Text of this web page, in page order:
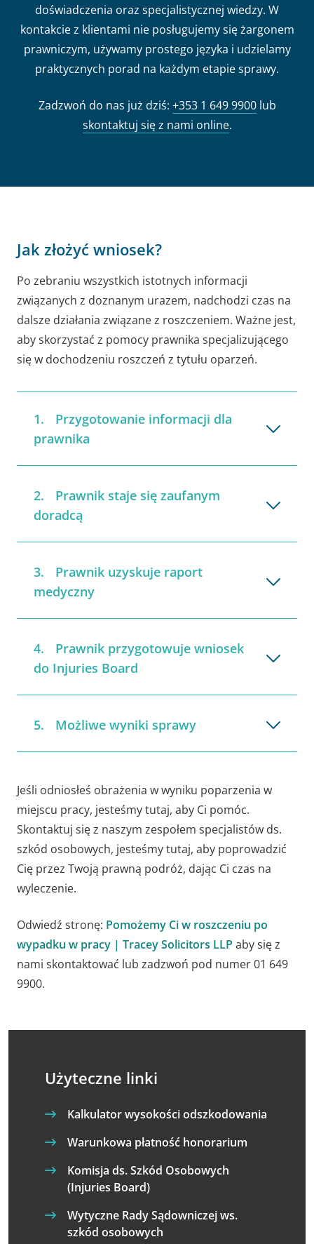
doświadczenia oraz specjalistycznej wiedzy. W
kontakcie z klientami nie posługujemy się żargonem
prawniczym, używamy prostego języka i udzielamy
praktycznych porad na każdym etapie sprawy.
Zadzwoń do nas już dziś: +353 1 649 9900lub
skontaktuj się z nami online.
Jak złożyć wniosek?
Po zebraniu wszystkich istotnych informacji
związanych z doznanym urazem, nadchodzi czas na
dalsze działania związane z roszczeniem. Ważne jest,
aby skorzystać z pomocy prawnika specjalizującego
się w dochodzeniu roszczeń z tytułu oparzeń.
Przygotowanie informacji dla
prawnika
Prawnik staje się zaufanym
doradcą
Prawnik uzyskuje raport
medyczny
Prawnik przygotowuje wniosek
do Injuries Board
Możliwe wyniki sprawy
Jeśli odniosłeś obrażenia w wyniku poparzenia w
miejscu pracy, jesteśmy tutaj, aby Ci pomóc.
Skontaktuj się z naszym zespołem specjalistów ds.
szkód osobowych, jesteśmy tutaj, aby poprowadzić
Cię przez Twoją prawną podróż, dając Ci czas na
wyleczenie.
Odwiedź stronę: Pomożemy Ci w roszczeniu po
wypadku w pracy | Tracey Solicitors LLP aby się z
nami skontaktować lub zadzwoń pod numer 01 649
9900.
Użyteczne linki
Kalkulator wysokości odszkodowania
Warunkowa płatność honorarium
Komisja ds. Szkód Osobowych
(Injuries Board)
Wytyczne Rady Sądowniczej ws.
szkód osobowych